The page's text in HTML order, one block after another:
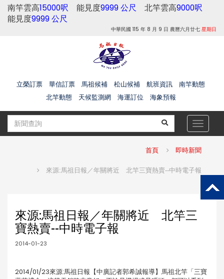
南竿雲高15000呎 能見度9999 公尺 北竿雲高9000呎
能見度9999 公尺
中華民國 115 年 8 月 9 日 農曆六月廿七 星期日
立榮訂票 華信訂票 馬祖候補 松山候補 航班資訊
南竿動態
北竿動態
天候監測網 海運訂位 海象預報
Toggle
首頁 即時新聞
來源:馬祖日報／年關將近 北竿三寶熱賣--中時電子報
來源:馬祖日報／年關將近 北竿三
寶熱賣--中時電子報
2014-01-23
2014/01/23來源:馬祖日報【中廣記者郭希誠報導】馬祖北竿「三寶